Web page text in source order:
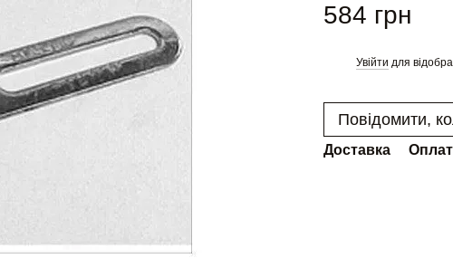
584 грн
Увійти для
Повідомити,
Доставка